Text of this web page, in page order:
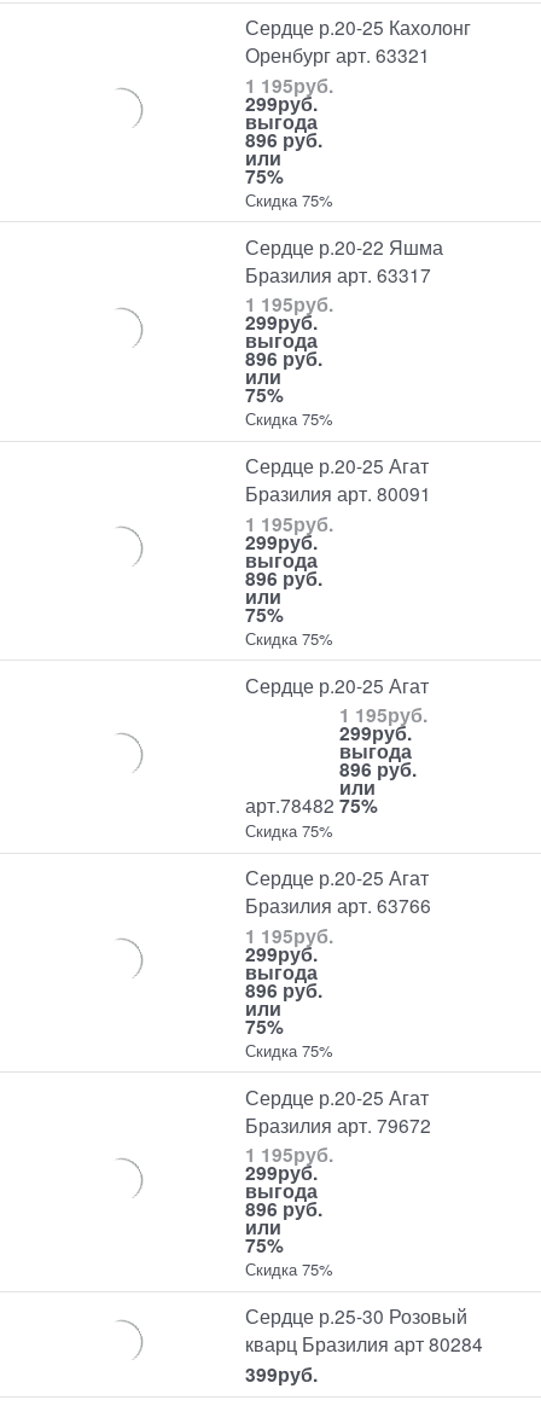
Сердце р.20-25 Кахолонг
Оренбург арт. 63321
1 195руб.
299руб.
выгода
896 руб.
или
75%
Скидка 75%
Сердце р.20-22 Яшма
Бразилия арт. 63317
1 195руб.
299руб.
выгода
896 руб.
или
75%
Скидка 75%
Сердце р.20-25 Агат
Бразилия арт. 80091
1 195руб.
299руб.
выгода
896 руб.
или
75%
Скидка 75%
Сердце р.20-25 Агат
арт.78482
1 195руб.
299руб.
выгода
896 руб.
или
75%
Скидка 75%
Сердце р.20-25 Агат
Бразилия арт. 63766
1 195руб.
299руб.
выгода
896 руб.
или
75%
Скидка 75%
Сердце р.20-25 Агат
Бразилия арт. 79672
1 195руб.
299руб.
выгода
896 руб.
или
75%
Скидка 75%
Сердце р.25-30 Розовый
кварц Бразилия арт 80284
399руб.